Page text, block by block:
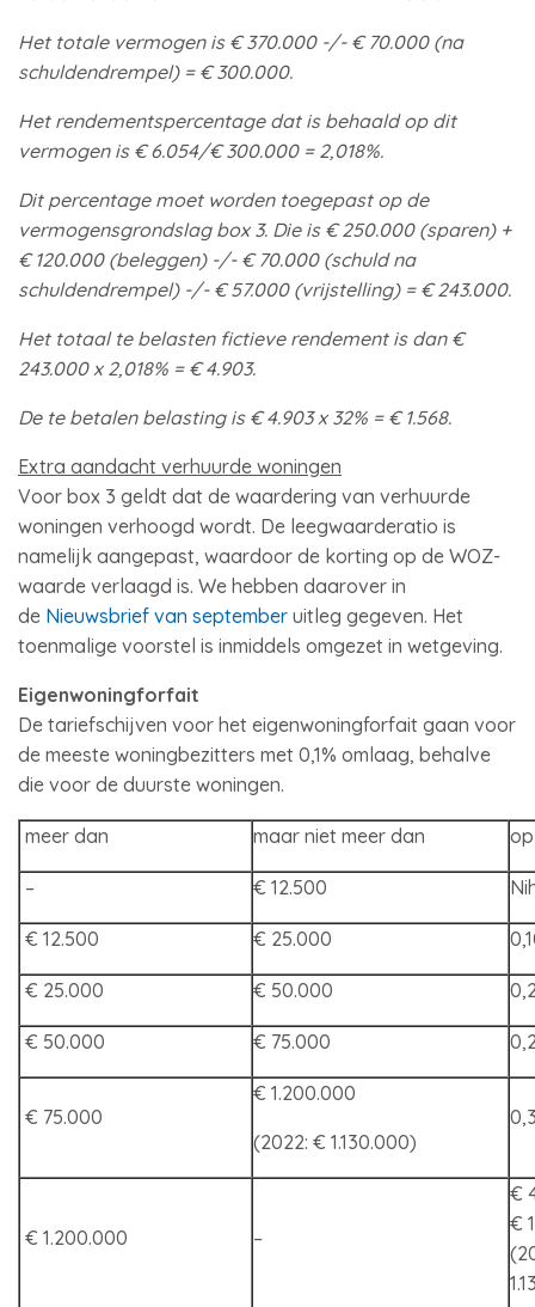
Het totale vermogen is € 370.000 -/- € 70.000 (na
schuldendrempel) = € 300.000.
Het rendementspercentage dat is behaald op dit
vermogen is € 6.054/€ 300.000 = 2,018%.
Dit percentage moet worden toegepast op de
vermogensgrondslag box 3. Die is € 250.000 (sparen) +
€ 120.000 (beleggen) -/- € 70.000 (schuld na
schuldendrempel) -/- € 57.000 (vrijstelling) = € 243.000.
Het totaal te belasten fictieve rendement is dan €
243.000 x 2,018% = € 4.903.
De te betalen belasting is € 4.903 x 32% = € 1.568.
Extra aandacht verhuurde woningen
Voor box 3 geldt dat de waardering van verhuurde
woningen verhoogd wordt. De leegwaarderatio is
namelijk aangepast, waardoor de korting op de WOZ-
waarde verlaagd is. We hebben daarover in
de Nieuwsbrief van september uitleg gegeven. Het
toenmalige voorstel is inmiddels omgezet in wetgeving.
Eigenwoningforfait
De tariefschijven voor het eigenwoningforfait gaan voor
de meeste woningbezitters met 0,1% omlaag, behalve
die voor de duurste woningen.
meer dan maar niet meer dan
– € 12.500
€ 12.500 € 25.000
€ 25.000 € 50.000
€ 50.000 € 75.000
€ 75.000
€ 1.200.000
(2022: € 1.130.000)
€ 1.200.000 –
€
€